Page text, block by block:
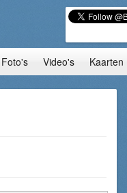
Foto's Video's Kaarten